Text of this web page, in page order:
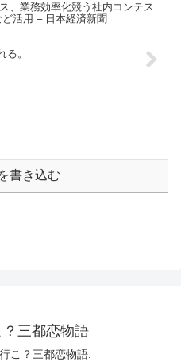
、業務効率化競う社内コンテス
ど活用 – 日本経済新聞
る。
書き込む
三都恋物語
こ？三都恋物語.